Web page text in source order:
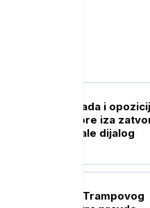
vlada i
razgovore iza
SAD podržale dijalog
u Senatu Trampovog